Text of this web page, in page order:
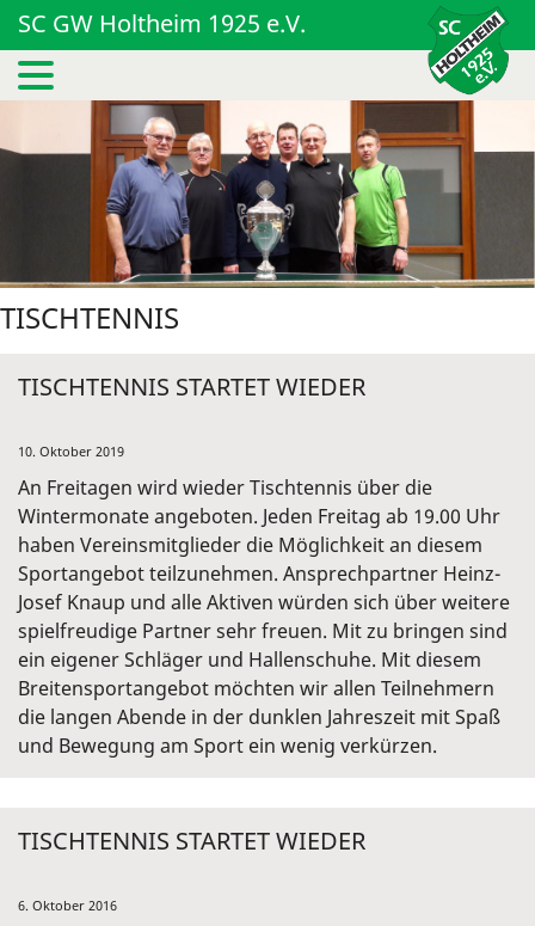
SC GW Holtheim 1925 e.V.
TISCHTENNIS
TISCHTENNIS STARTET WIEDER
10. Oktober 2019
An Freitagen wird wieder Tischtennis über die
Wintermonate angeboten. Jeden Freitag ab 19.00 Uhr
haben Vereinsmitglieder die Möglichkeit an diesem
Sportangebot teilzunehmen. Ansprechpartner Heinz-
Josef Knaup und alle Aktiven würden sich über weitere
spielfreudige Partner sehr freuen. Mit zu bringen sind
ein eigener Schläger und Hallenschuhe. Mit diesem
Breitensportangebot möchten wir allen Teilnehmern
die langen Abende in der dunklen Jahreszeit mit Spaß
und Bewegung am Sport ein wenig verkürzen.
TISCHTENNIS STARTET WIEDER
6. Oktober 2016